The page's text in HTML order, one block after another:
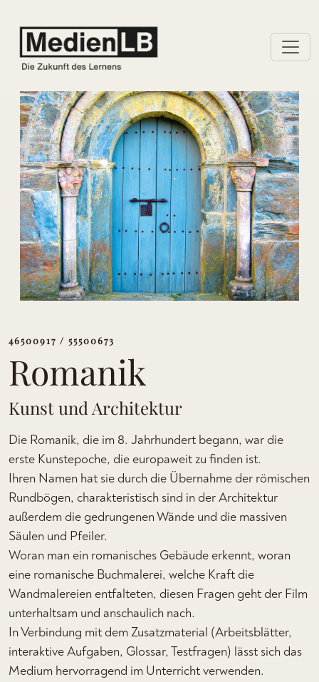
46500917 / 55500673
Romanik
Kunst und Architektur
Die Romanik, die im 8. Jahrhundert begann, war die
erste Kunstepoche, die europaweit zu finden ist.
Ihren Namen hat sie durch die Übernahme der römischen
Rundbögen, charakteristisch sind in der Architektur
außerdem die gedrungenen Wände und die massiven
Säulen und Pfeiler.
Woran man ein romanisches Gebäude erkennt, woran
eine romanische Buchmalerei, welche Kraft die
Wandmalereien entfalteten, diesen Fragen geht der Film
unterhaltsam und anschaulich nach.
In Verbindung mit dem Zusatzmaterial (Arbeitsblätter,
interaktive Aufgaben, Glossar, Testfragen) lässt sich das
Medium hervorragend im Unterricht verwenden.